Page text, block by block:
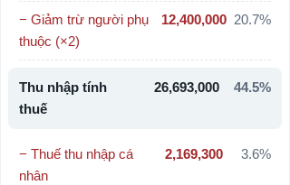
− Giảm trừ người phụ
thuộc (×2)
12,400,000 20.7%
Thu nhập tính
thuế
26,693,000 44.5%
− Thuế thu nhập cá
nhân
2,169,300 3.6%